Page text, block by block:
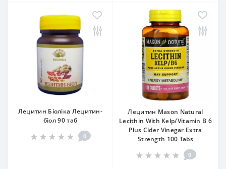
Лецитин Біоліка Лецитин-
біол 90 таб
0
Лецитин Mason Natural
Lecithin With Kelp/Vitamin B 6
Plus Cider Vinegar Extra
Strength 100 Tabs
0